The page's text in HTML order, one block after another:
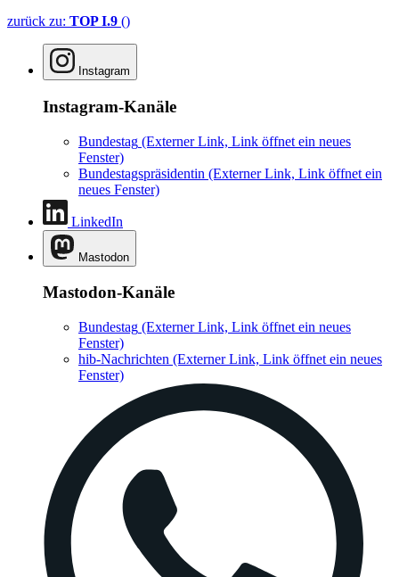
zurück zu: TOP I.9 ()
Instagram
Instagram-Kanäle
Bundestag (Externer Link, Link öffnet ein neues
Fenster)
Bundestagspräsidentin (Externer Link, Link öffnet ein
neues Fenster)
LinkedIn
Mastodon
Mastodon-Kanäle
Bundestag (Externer Link, Link öffnet ein neues
Fenster)
hib-Nachrichten (Externer Link, Link öffnet ein neues
Fenster)